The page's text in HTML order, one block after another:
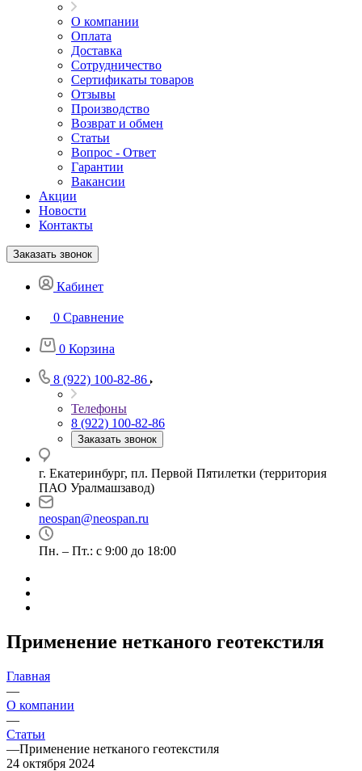
О компании
Оплата
Доставка
Сотрудничество
Сертификаты товаров
Отзывы
Производство
Возврат и обмен
Статьи
Вопрос - Ответ
Гарантии
Вакансии
Акции
Новости
Контакты
Заказать звонок
Кабинет
0 Сравнение
0 Корзина
8 (922) 100-82-86
Телефоны
8 (922) 100-82-86
Заказать звонок
г. Екатеринбург, пл. Первой Пятилетки (территория
ПАО Уралмашзавод)
neospan@neospan.ru
Пн. – Пт.: с 9:00 до 18:00
Применение нетканого геотекстиля
Главная
—
О компании
—
Статьи
—Применение нетканого геотекстиля
24 октября 2024